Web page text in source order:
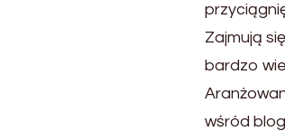
Zajmują
bardzo
wśród